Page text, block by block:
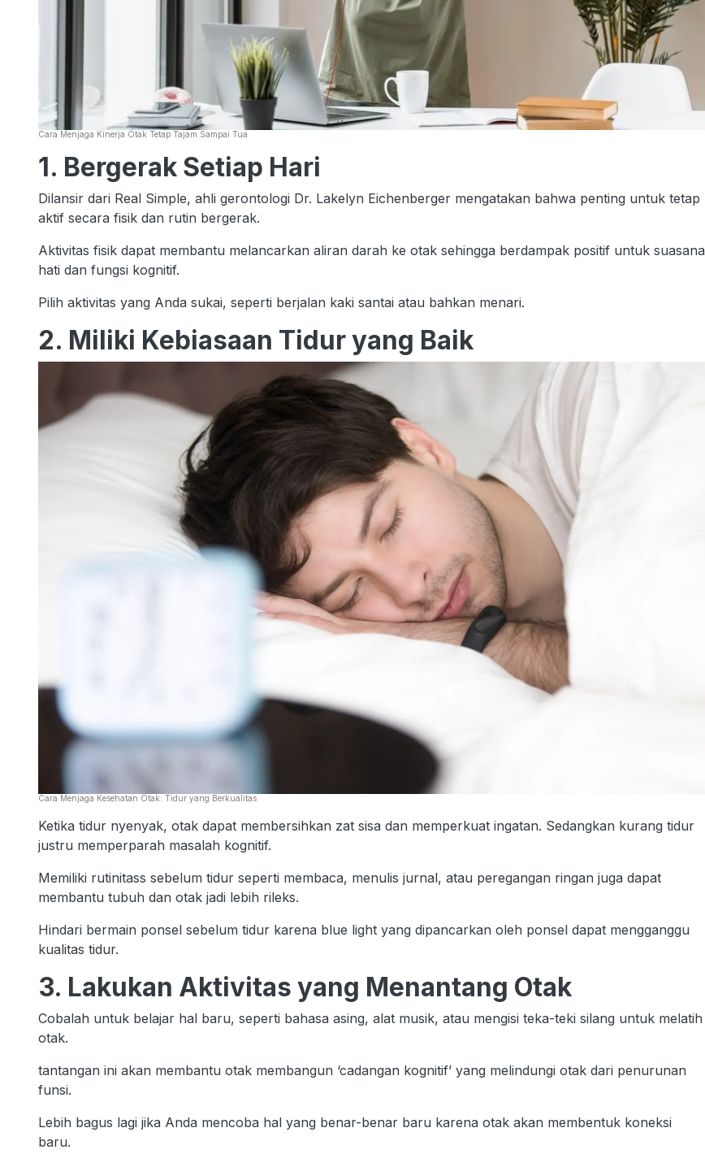
Cara Menjaga Kinerja Otak Tetap Tajam Sampai Tua
1. Bergerak Setiap Hari
Dilansir dari Real Simple, ahli gerontologi Dr. Lakelyn Eichenberger mengatakan bahwa penting untuk tetap
aktif secara fisik dan rutin bergerak.
Aktivitas fisik dapat membantu melancarkan aliran darah ke otak sehingga berdampak positif untuk suasana
hati dan fungsi kognitif.
Pilih aktivitas yang Anda sukai, seperti berjalan kaki santai atau bahkan menari.
2. Miliki Kebiasaan Tidur yang Baik
Cara Menjaga Kesehatan Otak: Tidur yang Berkualitas
Ketika tidur nyenyak, otak dapat membersihkan zat sisa dan memperkuat ingatan. Sedangkan kurang tidur
justru memperparah masalah kognitif.
Memiliki rutinitass sebelum tidur seperti membaca, menulis jurnal, atau peregangan ringan juga dapat
membantu tubuh dan otak jadi lebih rileks.
Hindari bermain ponsel sebelum tidur karena blue light yang dipancarkan oleh ponsel dapat mengganggu
kualitas tidur.
3. Lakukan Aktivitas yang Menantang Otak
Cobalah untuk belajar hal baru, seperti bahasa asing, alat musik, atau mengisi teka-teki silang untuk melatih
otak.
tantangan ini akan membantu otak membangun ‘cadangan kognitif’ yang melindungi otak dari penurunan
funsi.
Lebih bagus lagi jika Anda mencoba hal yang benar-benar baru karena otak akan membentuk koneksi
baru.